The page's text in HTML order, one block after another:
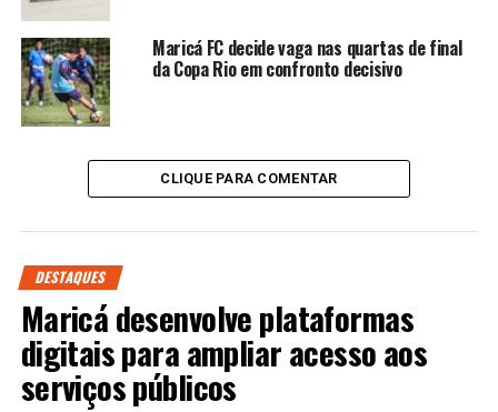
Maricá FC decide vaga nas quartas de final
da Copa Rio em confronto decisivo
CLIQUE PARA COMENTAR
DESTAQUES
Maricá desenvolve plataformas
digitais para ampliar acesso aos
serviços públicos